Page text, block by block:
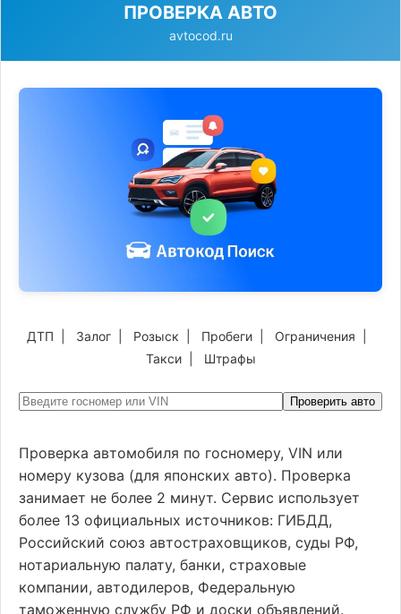
ПРОВЕРКА АВТО
avtocod.ru
ДТП Залог Розыск Пробеги Ограничения
Такси| Штрафы
Проверить авто
Проверка автомобиля по госномеру, VIN или
номеру кузова (для японских авто). Проверка
занимает не более 2 минут. Сервис использует
более 13 официальных источников: ГИБДД,
Российский союз автостраховщиков, суды РФ,
нотариальную палату, банки, страховые
компании, автодилеров, Федеральную
таможенную службу РФ и доски объявлений.